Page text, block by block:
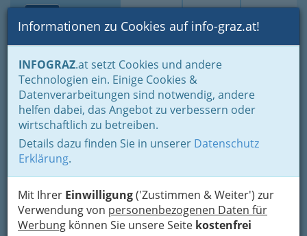
Suche Login Toggle
Informationen zu Cookies auf info-graz.at!
INFOGRAZ.at setzt Cookies und andere
Technologien ein. Einige Cookies &
Datenverarbeitungen sind notwendig, andere
helfen dabei, das Angebot zu verbessern oder
wirtschaftlich zu betreiben.
Details dazu finden Sie in unserer Datenschutz
Erklärung.
Mit Ihrer Einwilligung('Zustimmen & Weiter') zur
Verwendung von personenbezogenen Daten für
Werbung können Sie unsere Seite kostenfrei
Home Branchen Kultur Künstler und Künstlerinnen
Chöre
Grazer Künstler - Chöre -
Chormusik mit Kinderchor,
Kirchenchor, Männerchor
im Konzert oder zur
Hochzeit